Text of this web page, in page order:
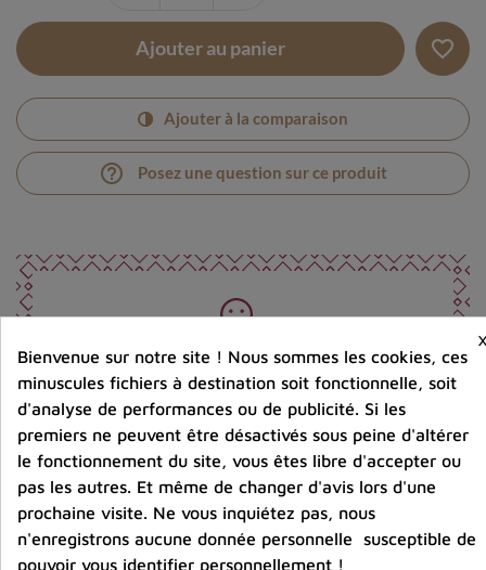
Ajouter au panier favorite_border
Ajouter à la comparaison
help_outline Posez une question sur ce produit
Photos contractuelles. Vous recevrez ce que vous
voyez
Port offert dès 80 € d’achat en France métropolitaine.
100 € pour la Belgique
Entreprise éco-responsable.
Bijoux argent fabriqués sans émission de gaz
carbonique
Bienvenue sur notre site ! Nous sommes les cookies, ces
minuscules fichiers à destination soit fonctionnelle, soit
d'analyse de performances ou de publicité. Si les
premiers ne peuvent être désactivés sous peine d'altérer
le fonctionnement du site, vous êtes libre d'accepter ou
pas les autres. Et même de changer d'avis lors d'une
prochaine visite. Ne vous inquiétez pas, nous
n'enregistrons aucune donnée personnelle susceptible de
pouvoir vous identifier personnellement !